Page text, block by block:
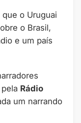
o Uruguai
o Brasil,
e um país
pela Rádio
um narrando